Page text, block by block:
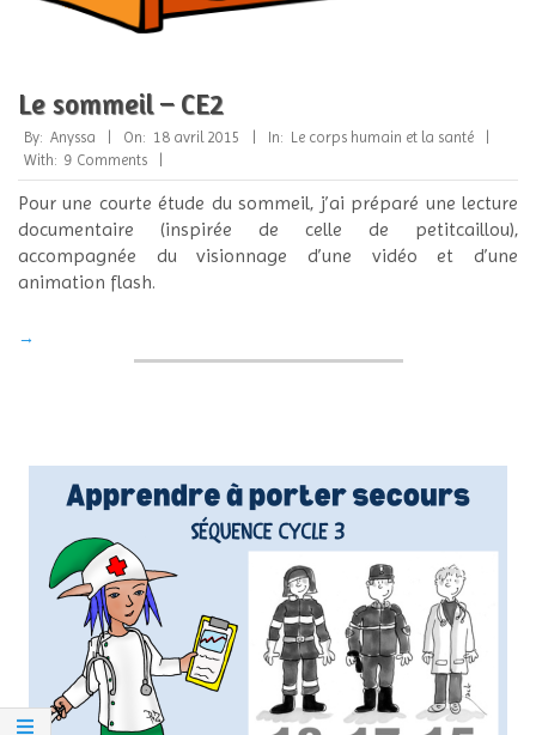
Le sommeil – CE2
2015-
04-
18
By: Anyssa On: 18 avril 2015 In: Le corps humain et la santé
With: 9 Comments
Pour une courte étude du sommeil, j’ai préparé une lecture
documentaire (inspirée de celle de petitcaillou),
accompagnée du visionnage d’une vidéo et d’une
animation flash.
→